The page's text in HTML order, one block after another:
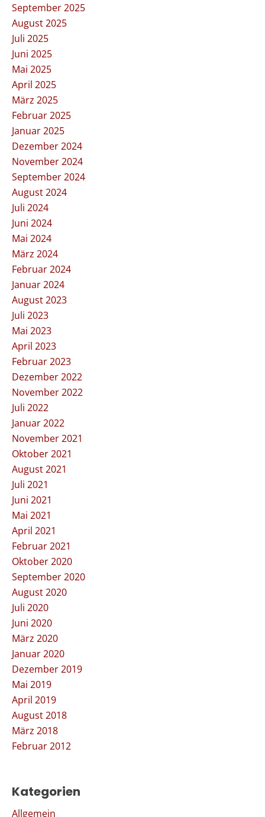
September 2025
August 2025
Juli 2025
Juni 2025
Mai 2025
April 2025
März 2025
Februar 2025
Januar 2025
Dezember 2024
November 2024
September 2024
August 2024
Juli 2024
Juni 2024
Mai 2024
März 2024
Februar 2024
Januar 2024
August 2023
Juli 2023
Mai 2023
April 2023
Februar 2023
Dezember 2022
November 2022
Juli 2022
Januar 2022
November 2021
Oktober 2021
August 2021
Juli 2021
Juni 2021
Mai 2021
April 2021
Februar 2021
Oktober 2020
September 2020
August 2020
Juli 2020
Juni 2020
März 2020
Januar 2020
Dezember 2019
Mai 2019
April 2019
August 2018
März 2018
Februar 2012
Kategorien
Allgemein